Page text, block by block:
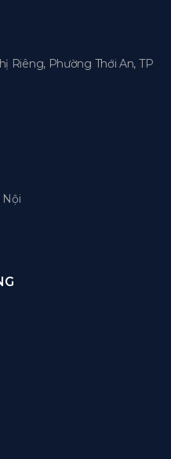
Riêng, Phường Thới An, TP
Nội